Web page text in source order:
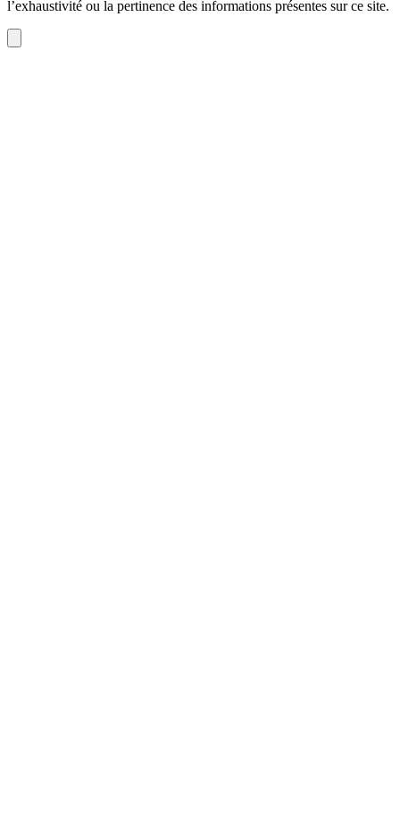
l’exhaustivité ou la pertinence des informations présentes sur ce site.